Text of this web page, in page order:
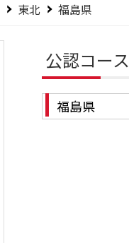
東北 福島県
公認コース
福島県